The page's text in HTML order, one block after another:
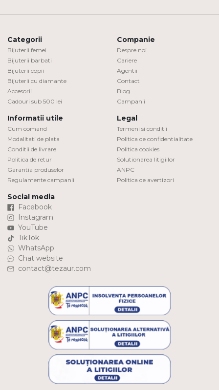
Categorii
Bijuterii femei
Bijuterii barbati
Bijuterii copii
Bijuterii cu diamante
Accesorii
Cadouri sub 500 lei
Companie
Despre noi
Cariere
Agentii
Contact
Blog
Campanii
Informatii utile
Cum comand
Modalitati de plata
Conditii de livrare
Politica de retur
Garantia produselor
Regulamente campanii
Legal
Termeni si conditii
Politica de confidentialitate
Politica cookies
Solutionarea litigiilor
ANPC
Politica de avertizori
Social media
Facebook
Instagram
YouTube
TikTok
WhatsApp
Chat website
contact@tezaur.com